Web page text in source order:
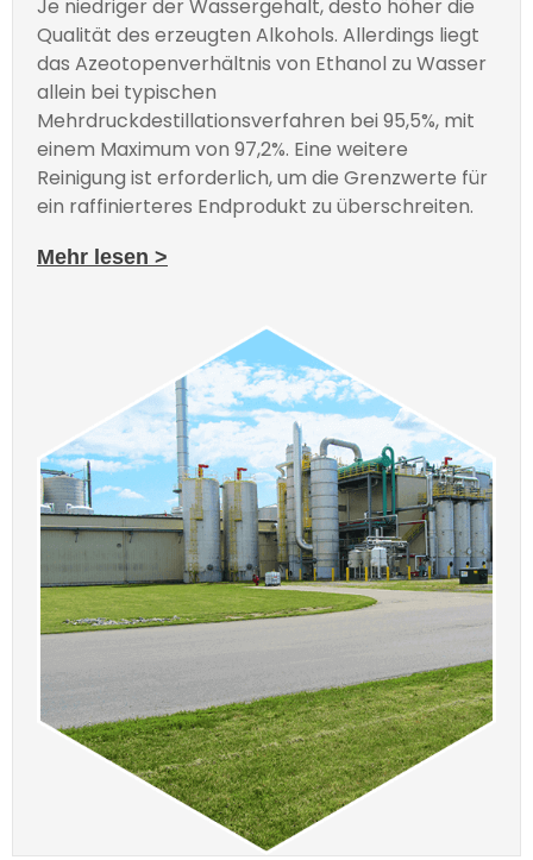
Je niedriger der Wassergehalt, desto höher die
Qualität des erzeugten Alkohols. Allerdings liegt
das Azeotopenverhältnis von Ethanol zu Wasser
allein bei typischen
Mehrdruckdestillationsverfahren bei 95,5%, mit
einem Maximum von 97,2%. Eine weitere
Reinigung ist erforderlich, um die Grenzwerte für
ein raffinierteres Endprodukt zu überschreiten.
Mehr lesen >